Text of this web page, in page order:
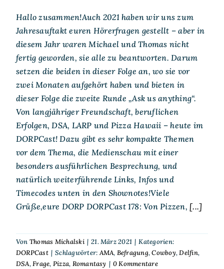
Hallo zusammen!Auch 2021 haben wir uns zum
Jahresauftakt euren Hörerfragen gestellt – aber in
diesem Jahr waren Michael und Thomas nicht
fertig geworden, sie alle zu beantworten. Darum
setzen die beiden in dieser Folge an, wo sie vor
zwei Monaten aufgehört haben und bieten in
dieser Folge die zweite Runde „Ask us anything“.
Von langjähriger Freundschaft, beruflichen
Erfolgen, DSA, LARP und Pizza Hawaii – heute im
DORPCast! Dazu gibt es sehr kompakte Themen
vor dem Thema, die Medienschau mit einer
besonders ausführlichen Besprechung, und
natürlich weiterführende Links, Infos und
Timecodes unten in den Shownotes!Viele
Grüße,eure DORP DORPCast 178: Von Pizzen, [...]
Von Thomas Michalski | 21. März 2021 | Kategorien:
DORPCast | Schlagwörter:AMA, Befragung,Cowboy,Delfin,
DSA,Frage, Pizza, Romantasy | 0 Kommentare